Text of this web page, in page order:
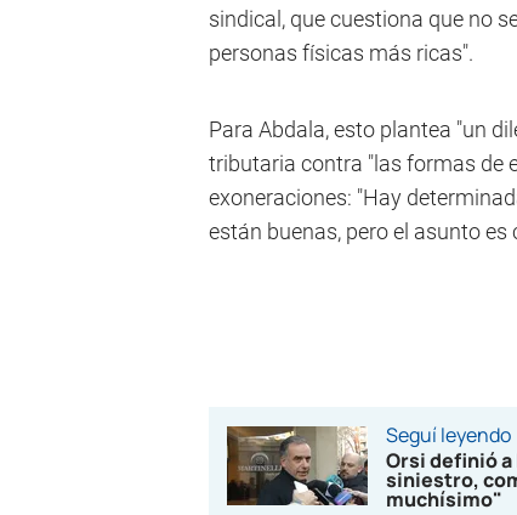
sindical, que cuestiona que no
personas físicas más ricas".
Para Abdala, esto plantea "un
tributaria contra "las formas de
exoneraciones: "Hay
están buenas, pero el asunto es
Seguí leyendo
Orsi definió
siniestro,
muchísimo"